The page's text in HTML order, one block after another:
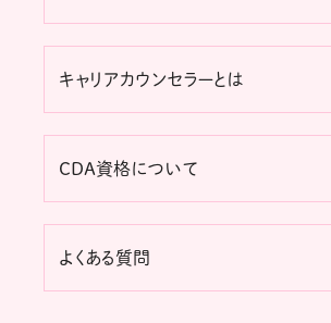
キャリアカウンセラーとは
CDA資格について
よくある質問